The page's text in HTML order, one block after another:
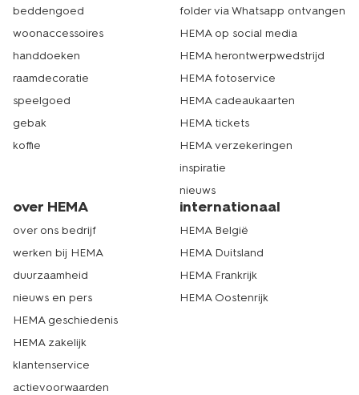
beddengoed
woonaccessoires
handdoeken
raamdecoratie
speelgoed
gebak
koffie
folder via Whatsapp ontvangen
HEMA op social media
HEMA herontwerpwedstrijd
HEMA fotoservice
HEMA cadeaukaarten
HEMA tickets
HEMA verzekeringen
inspiratie
nieuws
over HEMA
over ons bedrijf
werken bij HEMA
duurzaamheid
nieuws en pers
HEMA geschiedenis
HEMA zakelijk
klantenservice
actievoorwaarden
internationaal
HEMA België
HEMA Duitsland
HEMA Frankrijk
HEMA Oostenrijk